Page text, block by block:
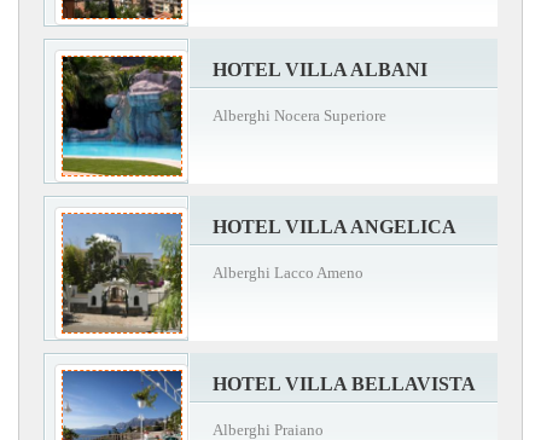
HOTEL VILLA ALBANI
Alberghi Nocera Superiore
HOTEL VILLA ANGELICA
Alberghi Lacco Ameno
HOTEL VILLA BELLAVISTA
Alberghi Praiano